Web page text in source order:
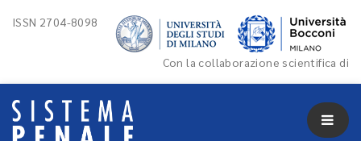
ISSN 2704-8098
Con la collaborazione scientifica di